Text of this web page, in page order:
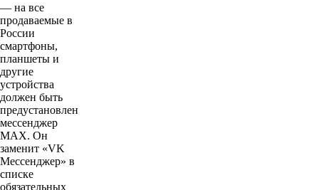
— на все
продаваемые в
России
смартфоны,
планшеты и
другие
устройства
должен быть
предустановлен
мессенджер
MAX. Он
заменит «VK
Мессенджер» в
списке
обязательных